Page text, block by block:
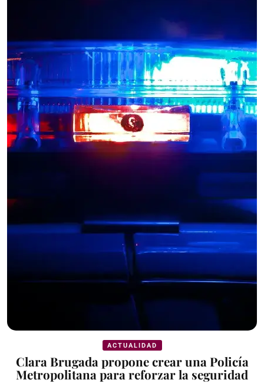
ACTUALIDAD
Clara Brugada propone crear una Policía
Metropolitana para reforzar la seguridad